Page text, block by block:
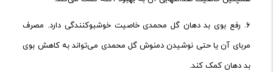
۶. رفع بوی بد دهان گل محمدی خاصیت خوشبوکنندگی دارد. مصرف
مربای آن یا حتی نوشیدن دمنوش گل محمدی می‌تواند به کاهش بوی
بد دهان کمک کند.